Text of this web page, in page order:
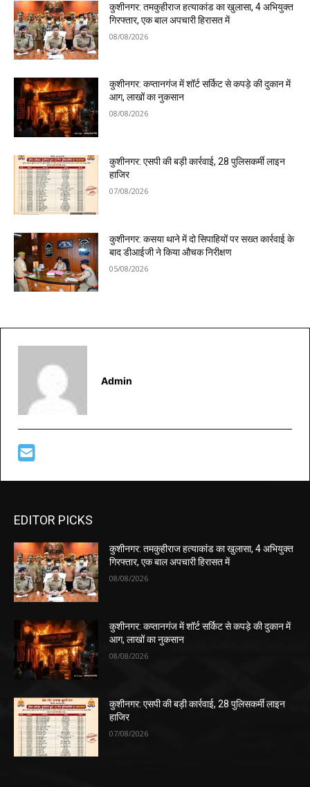
कुशीनगर: तमकुहीराज हत्याकांड का खुलासा, 4 अभियुक्त
गिरफ्तार, एक बाल अपचारी हिरासत में
08/08/2026
कुशीनगर: कप्तानगंज में शॉर्ट सर्किट से कपड़े की दुकान में
आग, लाखों का नुकसान
08/08/2026
कुशीनगर: एसपी की बड़ी कार्रवाई, 28 पुलिसकर्मी लाइन
हाजिर
07/08/2026
कुशीनगर: कसया थाने में दो सिपाहियों पर सख्त कार्रवाई के
बाद डीआईजी ने किया औचक निरीक्षण
05/08/2026
Admin
EDITOR PICKS
कुशीनगर: तमकुहीराज हत्याकांड का खुलासा, 4 अभियुक्त
गिरफ्तार, एक बाल अपचारी हिरासत में
08/08/2026
कुशीनगर: कप्तानगंज में शॉर्ट सर्किट से कपड़े की दुकान में
आग, लाखों का नुकसान
08/08/2026
कुशीनगर: एसपी की बड़ी कार्रवाई, 28 पुलिसकर्मी लाइन
हाजिर
07/08/2026